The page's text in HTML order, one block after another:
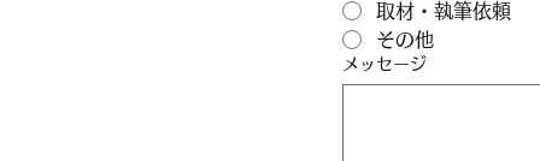
取材・執筆依頼
その他
メッセージ